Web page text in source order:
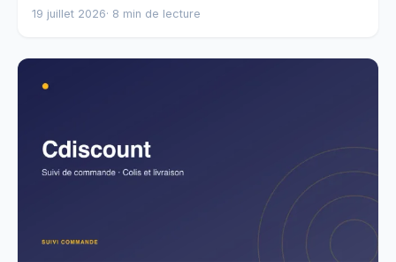
19 juillet 2026· 8 min de lecture